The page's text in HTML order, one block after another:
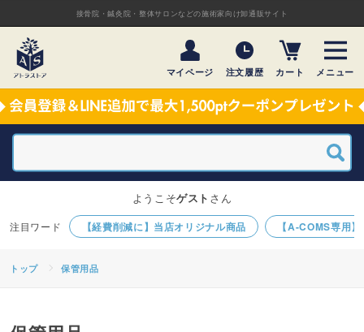
接骨院・鍼灸院・整体サロンなどの施術家向け卸通販サイト
マイページ 注文履歴 カート メニュー
【経費削減に】当店オリジナル商品 【A-COMS専用
ようこそゲスト さん
トップ 保管用品